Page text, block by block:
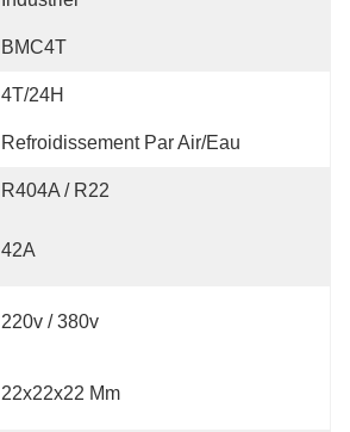
BMC4T
4T/24H
Refroidissement Par Air/eau
R404A / R22
42A
220v / 380v
22x22x22 Mm